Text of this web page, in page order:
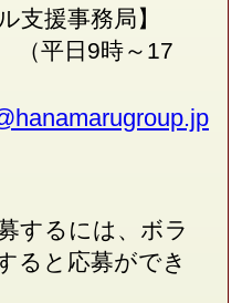
支援事務局】
（平日9時～17
するには、ボラ
ると応募ができ